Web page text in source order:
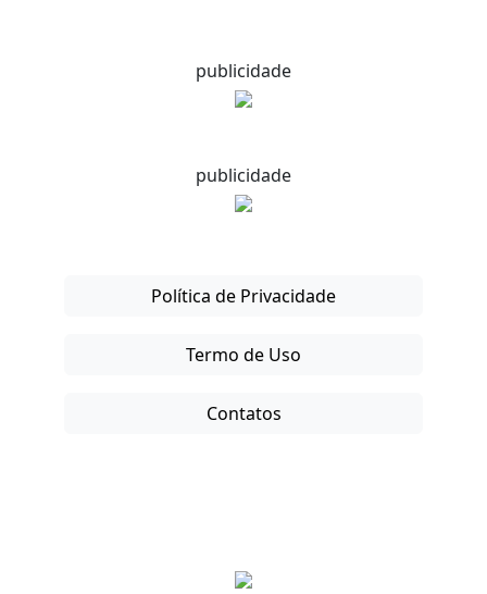
publicidade
publicidade
Política de Privacidade
Termo de Uso
Contatos